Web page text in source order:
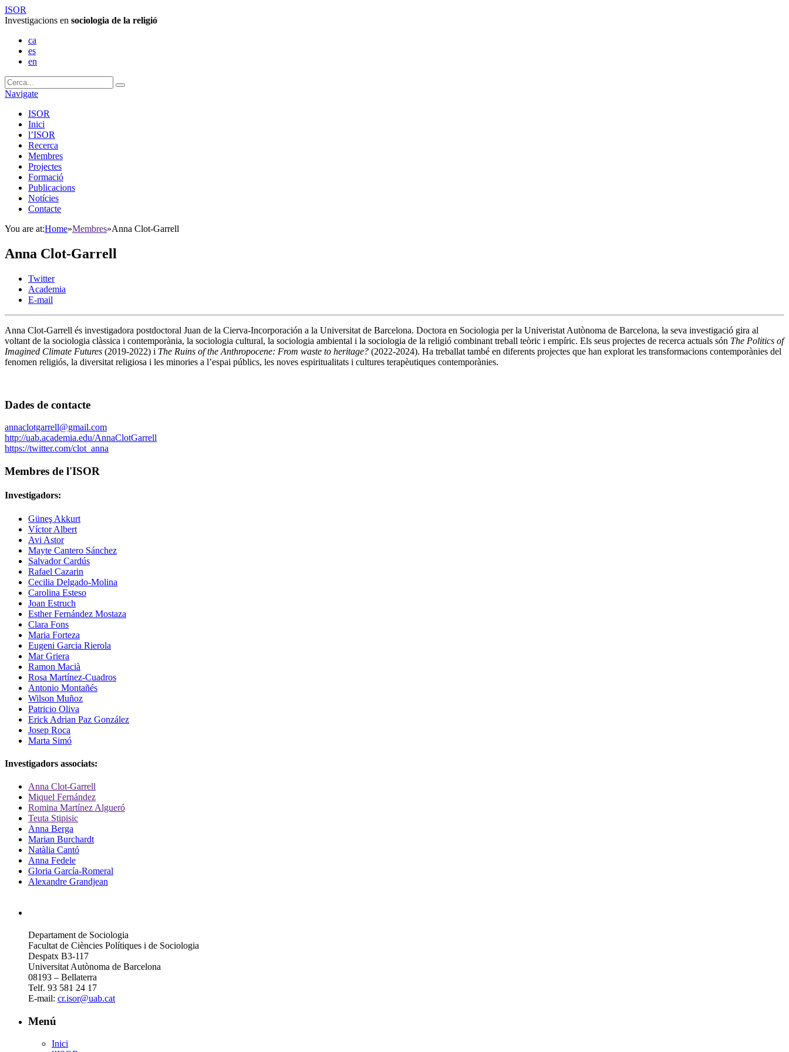
ISOR
Investigacions en sociologia de la religió
ca
es
en
Navigate
ISOR
Inici
l’ISOR
Recerca
Membres
Projectes
Formació
Publicacions
Notícies
Contacte
You are at:Home»Membres»Anna Clot-Garrell
Anna Clot-Garrell
Twitter
Academia
E-mail
Anna Clot-Garrell és investigadora postdoctoral Juan de la Cierva-Incorporación a la Universitat de Barcelona. Doctora en Sociologia per la Univeristat Autònoma de Barcelona, la seva investigació gira al
voltant de la sociologia clàssica i contemporània, la sociologia cultural, la sociologia ambiental i la sociologia de la religió combinant treball teòric i empíric. Els seus projectes de recerca actuals són The Politics of
Imagined Climate Futures (2019-2022) i The Ruins of the Anthropocene: From waste to heritage? (2022-2024). Ha treballat també en diferents projectes que han explorat les transformacions contemporànies del
fenomen religiós, la diversitat religiosa i les minories a l’espai públics, les noves espiritualitats i cultures terapèutiques contemporànies.
Dades de contacte
annaclotgarrell@gmail.com
http://uab.academia.edu/AnnaClotGarrell
https://twitter.com/clot_anna
Membres de l'ISOR
Investigadors:
Güneş Akkurt
Víctor Albert
Avi Astor
Mayte Cantero Sánchez
Salvador Cardús
Rafael Cazarin
Cecilia Delgado-Molina
Carolina Esteso
Joan Estruch
Esther Fernández Mostaza
Clara Fons
Maria Forteza
Eugeni Garcia Rierola
Mar Griera
Ramon Macià
Rosa Martínez-Cuadros
Antonio Montañés
Wilson Muñoz
Patricio Oliva
Erick Adrian Paz González
Josep Roca
Marta Simó
Investigadors associats:
Anna Clot-Garrell
Miquel Fernández
Romina Martínez Algueró
Teuta Stipisic
Anna Berga
Marian Burchardt
Natàlia Cantó
Anna Fedele
Gloria García-Romeral
Alexandre Grandjean
Departament de Sociologia
Facultat de Ciències Polítiques i de Sociologia
Despatx B3-117
Universitat Autònoma de Barcelona
08193 – Bellaterra
Telf. 93 581 24 17
E-mail: cr.isor@uab.cat
Menú
Inici